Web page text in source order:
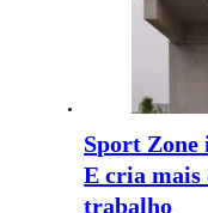
Sport Zone
E cria mais
trabalho